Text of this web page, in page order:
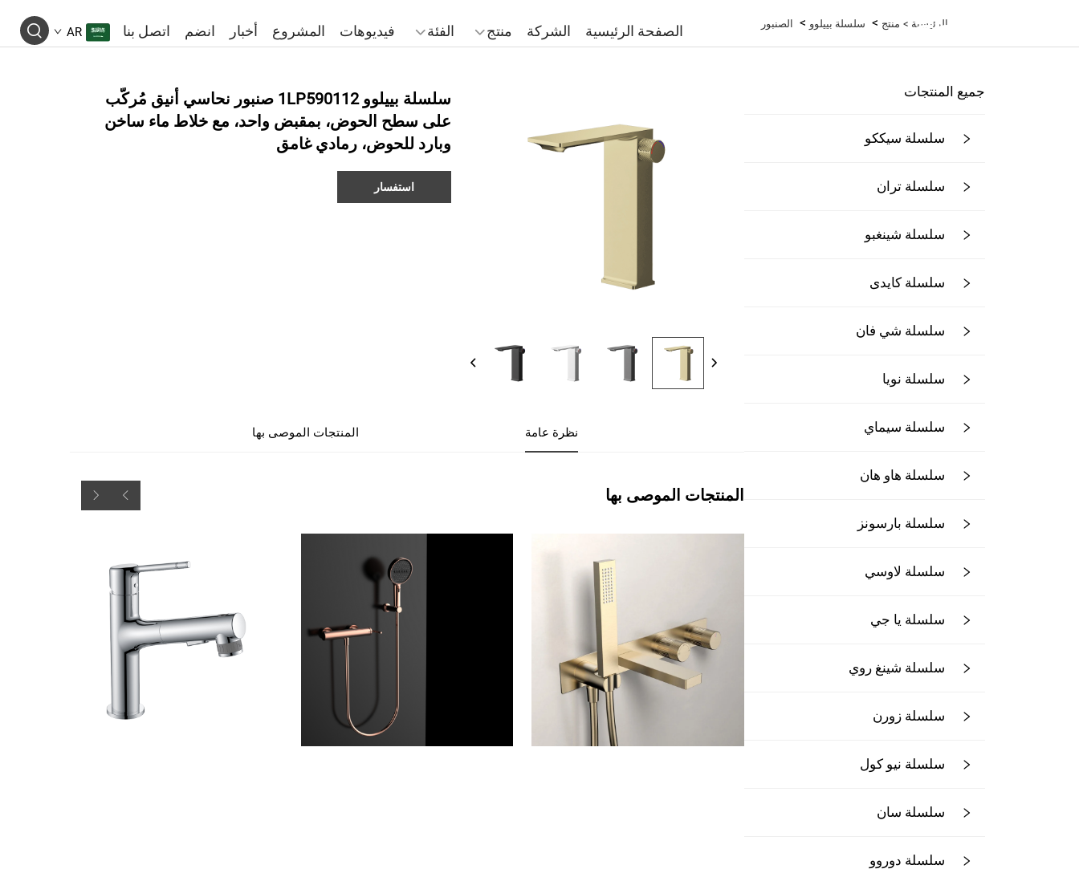
الصفحة الرئيسية الشركة منتج الفئة فيديوهات المشروع أخبار انضم اتصل بنا AR
الرئيسية > منتج > سلسلة بييلوو > الصنبور
جميع المنتجات
سلسلة سيككو
سلسلة تران
سلسلة شينغبو
سلسلة كايدى
سلسلة شي فان
سلسلة نويا
سلسلة سيماي
سلسلة هاو هان
سلسلة بارسونز
سلسلة لاوسي
سلسلة يا جي
سلسلة شينغ روي
سلسلة زورن
سلسلة نيو كول
سلسلة سان
سلسلة دوروو
سلسلة بييلوو 1LP590112 صنبور نحاسي أنيق مُركَّب
على سطح الحوض، بمقبض واحد، مع خلاط ماء ساخن
وبارد للحوض، رمادي غامق
استفسار
نظرة عامة المنتجات الموصى بها
المنتجات الموصى بها